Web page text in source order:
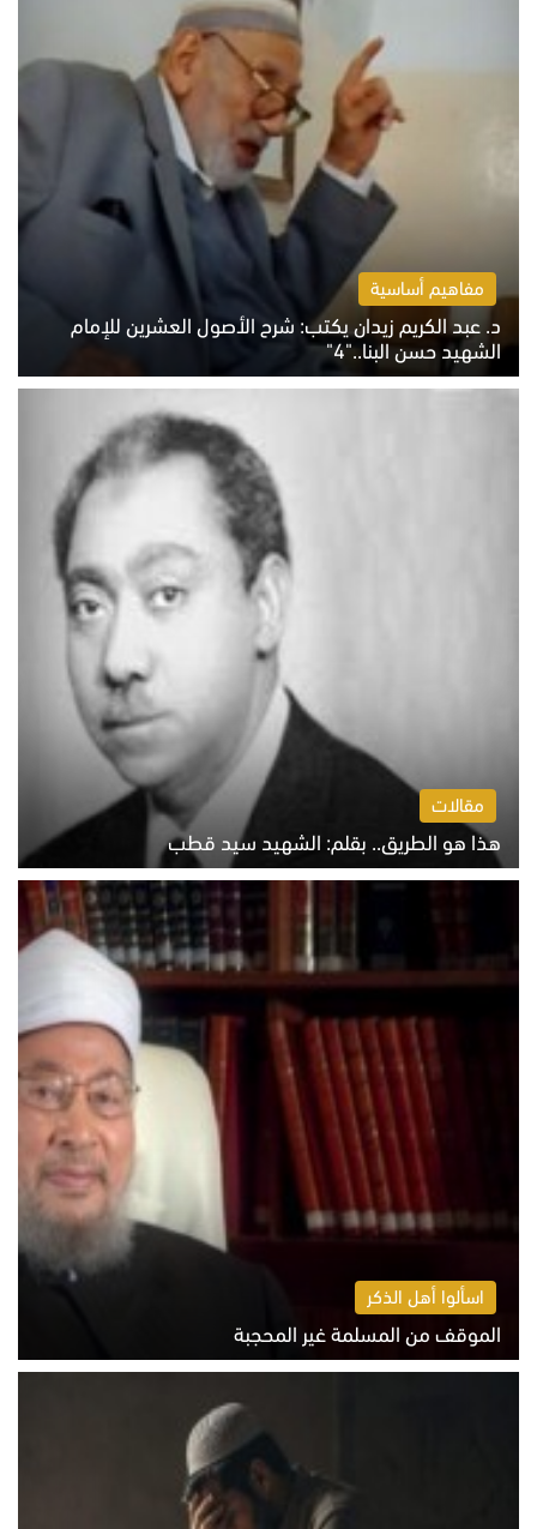
مفاهيم أساسية
د. عبد الكريم زيدان يكتب: شرح الأصول العشرين للإمام
الشهيد حسن البنا.."4"
الخميس 6 أغسطس 2026 10:27 ص
مقالات
هذا هو الطريق.. بقلم: الشهيد سيد قطب
الخميس 6 أغسطس 2026 10:52 ص
اسألوا أهل الذكر
الموقف من المسلمة غير المحجبة
الخميس 6 أغسطس 2026 10:45 ص